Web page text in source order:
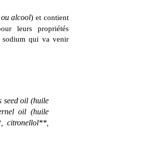
alcool) et contient
leurs propriétés
sodium qui va venir
seed oil (huile
oil (huile
citronellol**,